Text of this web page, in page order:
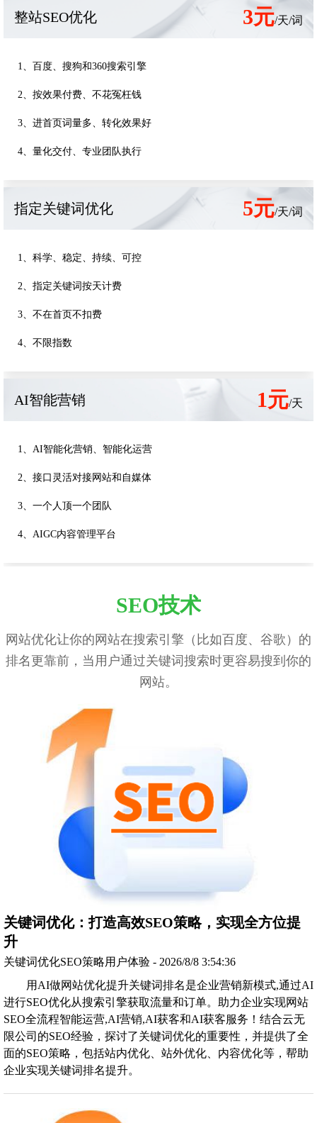
整站SEO优化 3元/天/词
1、百度、搜狗和360搜索引擎
2、按效果付费、不花冤枉钱
3、进首页词量多、转化效果好
4、量化交付、专业团队执行
指定关键词优化 5元/天/词
1、科学、稳定、持续、可控
2、指定关键词按天计费
3、不在首页不扣费
4、不限指数
AI智能营销 1元/天
1、AI智能化营销、智能化运营
2、接口灵活对接网站和自媒体
3、一个人顶一个团队
4、AIGC内容管理平台
SEO技术
网站优化让你的网站在搜索引擎（比如百度、谷歌）的
排名更靠前，当用户通过关键词搜索时更容易搜到你的
网站。
关键词优化：打造高效SEO策略，实现全方位提
升
关键词优化SEO策略用户体验 - 2026/8/8 3:54:36
用AI做网站优化提升关键词排名是企业营销新模式,通过AI
进行SEO优化从搜索引擎获取流量和订单。助力企业实现网站
SEO全流程智能运营,AI营销,AI获客和AI获客服务！结合云无
限公司的SEO经验，探讨了关键词优化的重要性，并提供了全
面的SEO策略，包括站内优化、站外优化、内容优化等，帮助
企业实现关键词排名提升。